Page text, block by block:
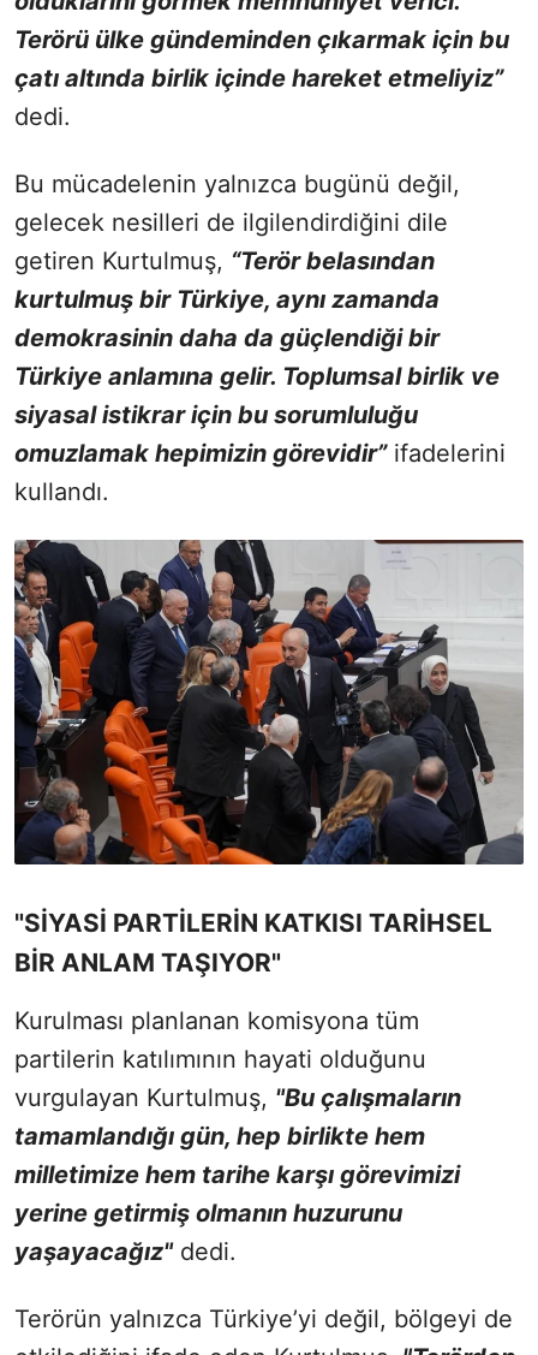
Terörü ülke gündeminden çıkarmak için bu
çatı altında birlik içinde hareket etmeliyiz”
dedi.
Bu mücadelenin yalnızca bugünü değil,
gelecek nesilleri de ilgilendirdiğini dile
getiren Kurtulmuş, “Terör belasından
kurtulmuş bir Türkiye, aynı zamanda
demokrasinin daha da güçlendiği bir
Türkiye anlamına gelir. Toplumsal birlik ve
siyasal istikrar için bu sorumluluğu
omuzlamak hepimizin görevidir”ifadelerini
kullandı.
"SİYASİ PARTİLERİN KATKISI TARİHSEL
BİR ANLAM TAŞIYOR"
Kurulması planlanan komisyona tüm
partilerin katılımının hayati olduğunu
vurgulayan Kurtulmuş, "Bu çalışmaların
tamamlandığı gün, hep birlikte hem
milletimize hem tarihe karşı görevimizi
yerine getirmiş olmanın huzurunu
yaşayacağız"dedi.
Terörün yalnızca Türkiye’yi değil, bölgeyi de